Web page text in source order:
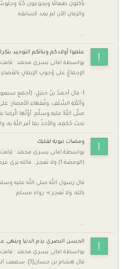
يأكلون طعامًا ويجوعون حُبًا
والزمان الآن لم يعد كسابقه..
...
علموا أوﻻدكم وبناتكم التوحيد
بواسطة امانى يسرى محمد ·
الإجماعُ على وُجوبِ الإيمانِ بالقَضاءِ
1- قال أحمدُ بنُ حَنبَلٍ: (أجمع
وأئمَّةِ السَّلَفِ، وفُقهاءِ الأمصارِ؛
صلَّى اللهُ عليه وسلَّم: أوَّلُها الِّرضا
تحتَ حُكمِه، والأخذُ بما أمر اللهُ
ومضات نبوية لقلبك
بواسطة امانى يسرى محمد ·
(الومضة 1) ولا تعجز… فالله يرى عزمك
قال رسول الله صلى الله عليه
بالله، ولا تَعجِز »؛ رواه مسلم.
...
الحسن البصري يذم الدنيا وينهى
بواسطة امانى يسرى محمد ·
قال هشام بن